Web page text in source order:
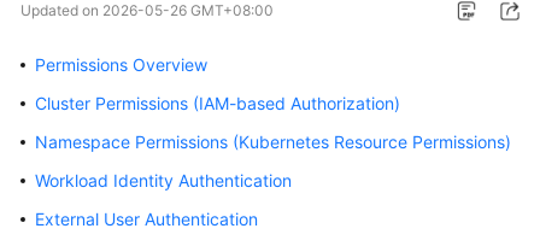
New
Bulletin
Overview
Updated on 2026-05-26 GMT+08:00
Permissions Overview
Cluster Permissions (IAM-based Authorization)
Namespace Permissions (Kubernetes Resource Permissions)
Workload Identity Authentication
External User Authentication